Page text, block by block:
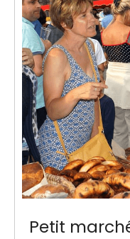
Petit